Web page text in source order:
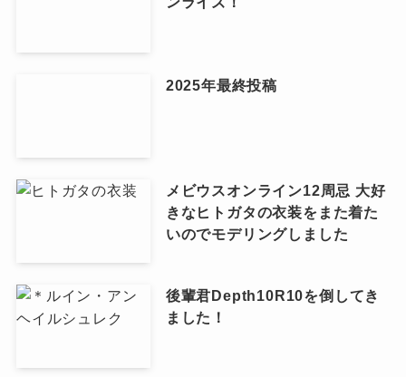
2025年最終投稿
メビウスオンライン12周忌 大好
きなヒトガタの衣装をまた着た
いのでモデリングしました
後輩君Depth10R10を倒してき
ました！